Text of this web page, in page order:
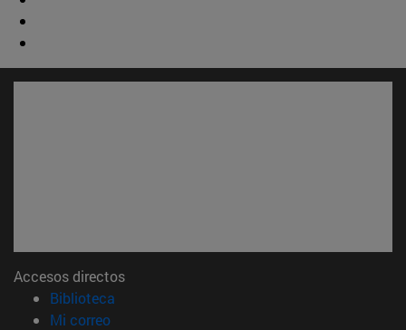
Accesos directos
Biblioteca
Mi correo(abre en nueva ventana)